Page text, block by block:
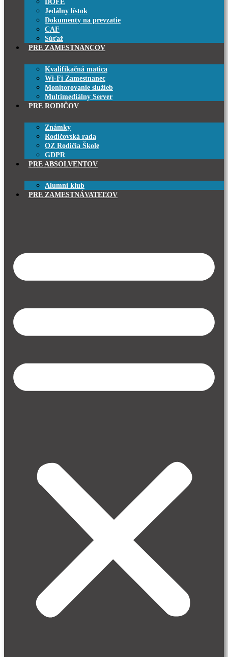
DOFE
Jedálny lístok
Dokumenty na prevzatie
CAF
Súťaž
PRE ZAMESTNANCOV
Kvalifikačná matica
Wi-Fi Zamestnanec
Monitorovanie služieb
Multimediálny Server
PRE RODIČOV
Známky
Rodičovská rada
OZ Rodičia Škole
GDPR
PRE ABSOLVENTOV
Alumni klub
PRE ZAMESTNÁVATEĽOV